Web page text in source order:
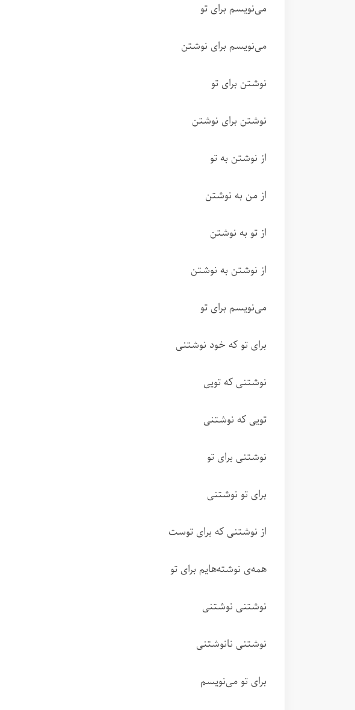
می‌نویسم برای تو
می‌نویسم برای نوشتن
نوشتن برای تو
نوشتن برای نوشتن
از نوشتن به تو
از من به نوشتن
از تو به نوشتن
از نوشتن به نوشتن
می‌نویسم برای تو
برای تو که خود نوشتنی
نوشتنی که تویی
تویی که نوشتنی
نوشتنی برای تو
برای تو نوشتنی
از نوشتنی که برای توست
همه‌ی نوشته‌هایم برای تو
نوشتنی نوشتنی
نوشتنی نانوشتنی
برای تو می‌نویسم